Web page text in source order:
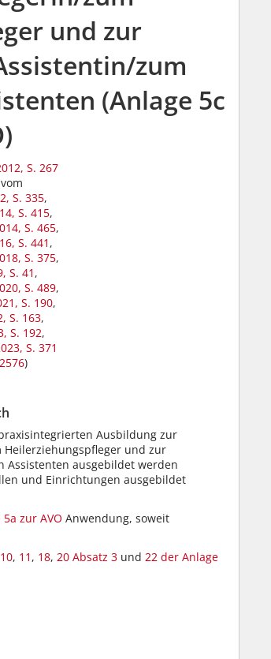
und zur
zum
(Anlage 5c
S. 267
S. 335,
S. 415,
S. 465,
S. 441 ,
S. 375,
S. 41 ,
S. 489,
S. 190,
S. 163,
S. 192,
S. 371
)
Ausbildung zur
und zur
Assistenten ausgebildet werden
und Einrichtungen ausgebildet
zur AVO Anwendung, soweit
10, 11 , 18, 20 Absatz 3 und 22 der Anlage